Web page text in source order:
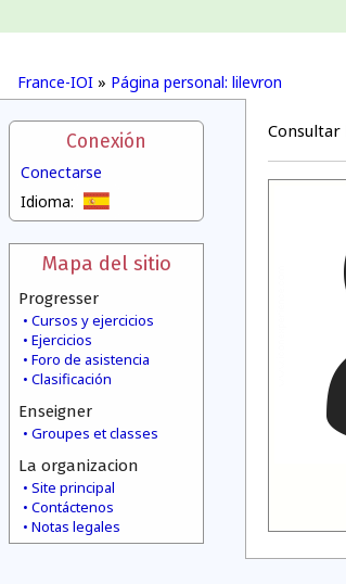
France-IOI » Página personal: lilevron
Conexión
Conectarse
Idioma:
Mapa del sitio
Progresser
Cursos y ejercicios
Ejercicios
Foro de asistencia
Clasificación
Enseigner
Groupes et classes
La organizacion
Site principal
Contáctenos
Notas legales
Consultar